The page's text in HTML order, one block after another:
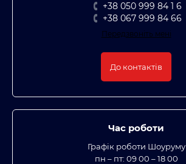
+38 050 999 84 1 6
+38 067 999 84 66
Передзвоніть мені
До контактів
Час роботи
Графік роботи Шоуруму
пн – пт: 09 00 – 18 00